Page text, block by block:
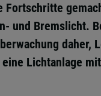
Fortschritte
und Bremslicht.
daher,
Lichtanlage